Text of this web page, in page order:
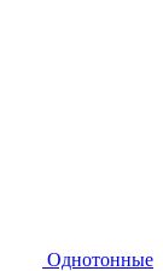
Однотонные